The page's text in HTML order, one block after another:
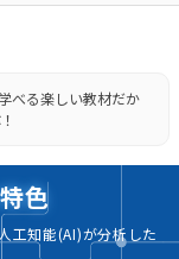
べる楽しい教材だか
色
工知能(AI)が分析した